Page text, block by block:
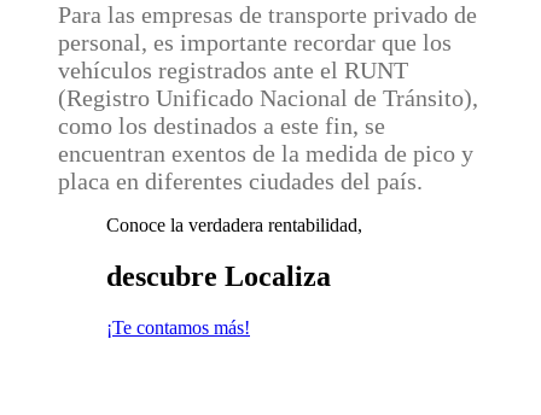
Para las empresas de transporte privado de
personal, es importante recordar que los
vehículos registrados ante el RUNT
(Registro Unificado Nacional de Tránsito),
como los destinados a este fin, se
encuentran exentos de la medida de pico y
placa en diferentes ciudades del país.
Conoce la verdadera rentabilidad,
descubre Localiza
¡Te contamos más!